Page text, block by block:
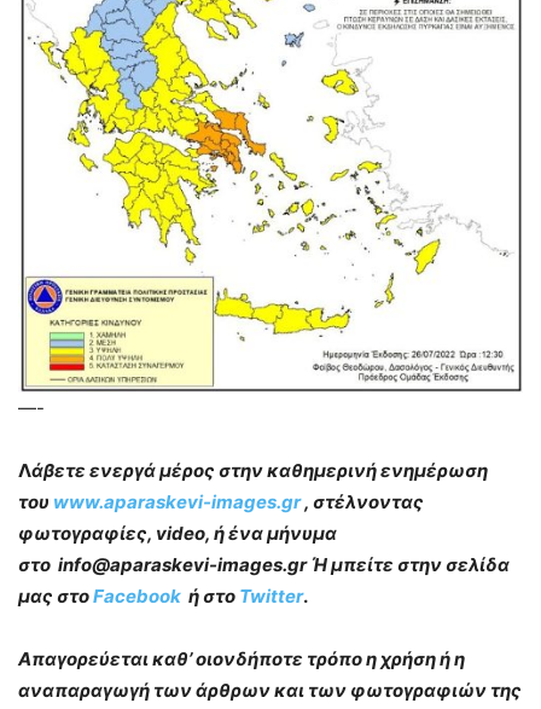
—-
Λάβετε ενεργά μέρος στην καθημερινή ενημέρωση
του www.aparaskevi-images.gr, στέλνοντας
φωτογραφίες, video, ή ένα μήνυμα
στο info@aparaskevi-images.gr Ή μπείτε στην σελίδα
μας στοFacebook ή στο Twitter.
Απαγορεύεται καθ’ οιονδήποτε τρόπο η χρήση ή η
αναπαραγωγή των άρθρων και των φωτογραφιών της